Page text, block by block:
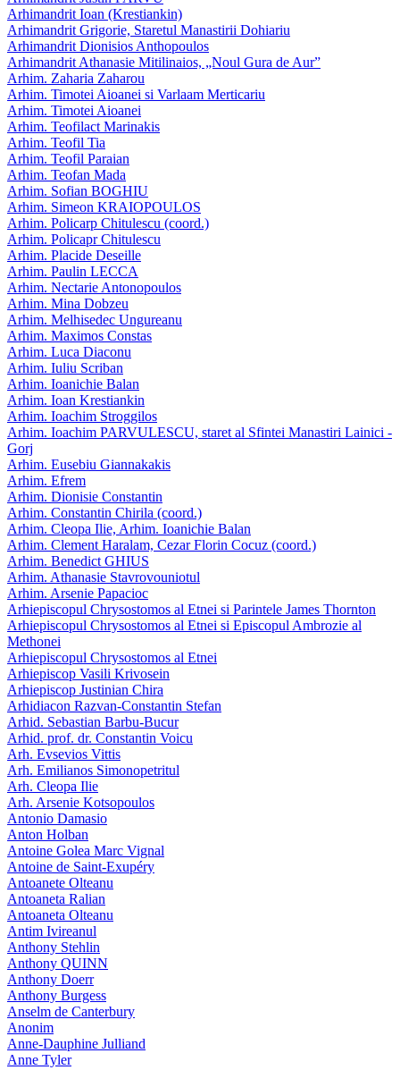
Arhimandrit Ioan (Krestiankin)
Arhimandrit Grigorie, Staretul Manastirii Dohiariu
Arhimandrit Dionisios Anthopoulos
Arhimandrit Athanasie Mitilinaios, „Noul Gura de Aur”
Arhim. Zaharia Zaharou
Arhim. Timotei Aioanei si Varlaam Merticariu
Arhim. Timotei Aioanei
Arhim. Teofilact Marinakis
Arhim. Teofil Tia
Arhim. Teofil Paraian
Arhim. Teofan Mada
Arhim. Sofian BOGHIU
Arhim. Simeon KRAIOPOULOS
Arhim. Policarp Chitulescu (coord.)
Arhim. Policapr Chitulescu
Arhim. Placide Deseille
Arhim. Paulin LECCA
Arhim. Nectarie Antonopoulos
Arhim. Mina Dobzeu
Arhim. Melhisedec Ungureanu
Arhim. Maximos Constas
Arhim. Luca Diaconu
Arhim. Iuliu Scriban
Arhim. Ioanichie Balan
Arhim. Ioan Krestiankin
Arhim. Ioachim Stroggilos
Arhim. Ioachim PARVULESCU, staret al Sfintei Manastiri Lainici -
Gorj
Arhim. Eusebiu Giannakakis
Arhim. Efrem
Arhim. Dionisie Constantin
Arhim. Constantin Chirila (coord.)
Arhim. Cleopa Ilie, Arhim. Ioanichie Balan
Arhim. Clement Haralam, Cezar Florin Cocuz (coord.)
Arhim. Benedict GHIUS
Arhim. Athanasie Stavrovouniotul
Arhim. Arsenie Papacioc
Arhiepiscopul Chrysostomos al Etnei si Parintele James Thornton
Arhiepiscopul Chrysostomos al Etnei si Episcopul Ambrozie al
Methonei
Arhiepiscopul Chrysostomos al Etnei
Arhiepiscop Vasili Krivosein
Arhiepiscop Justinian Chira
Arhidiacon Razvan-Constantin Stefan
Arhid. Sebastian Barbu-Bucur
Arhid. prof. dr. Constantin Voicu
Arh. Evsevios Vittis
Arh. Emilianos Simonopetritul
Arh. Cleopa Ilie
Arh. Arsenie Kotsopoulos
Antonio Damasio
Anton Holban
Antoine Golea Marc Vignal
Antoine de Saint-Exupéry
Antoanete Olteanu
Antoaneta Ralian
Antoaneta Olteanu
Antim Ivireanul
Anthony Stehlin
Anthony QUINN
Anthony Doerr
Anthony Burgess
Anselm de Canterbury
Anonim
Anne-Dauphine Julliand
Anne Tyler